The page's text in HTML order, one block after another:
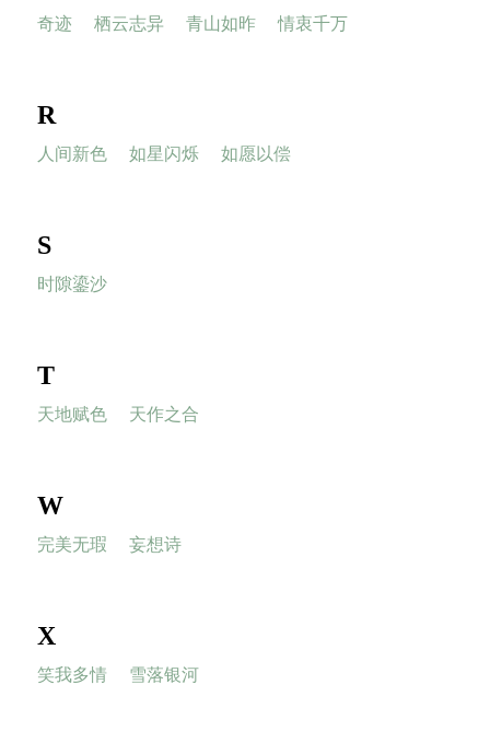
奇迹 栖云志异 青山如昨 情衷千万
R
人间新色 如星闪烁 如愿以偿
S
时隙鎏沙
T
天地赋色 天作之合
W
完美无瑕 妄想诗
X
笑我多情 雪落银河